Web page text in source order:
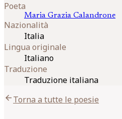
Poeta
Maria Grazia Calandrone
Nazionalità
Italia
Lingua originale
Italiano
Traduzione
Traduzione italiana
arrow_backTorna a tutte le poesie